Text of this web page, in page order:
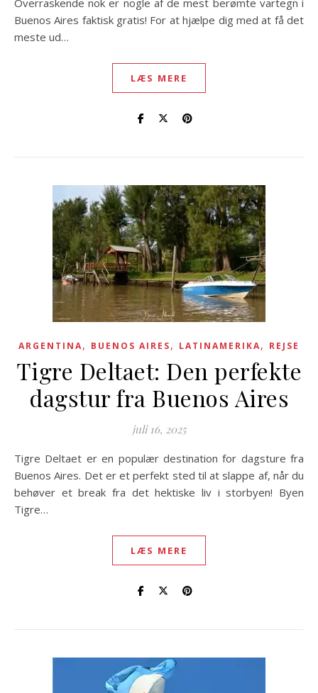
Overraskende nok er nogle af de mest berømte vartegn i
Buenos Aires faktisk gratis! For at hjælpe dig med at få det
meste ud…
LÆS MERE
ARGENTINA, BUENOS AIRES, LATINAMERIKA, REJSE
Tigre Deltaet: Den perfekte
dagstur fra Buenos Aires
juli 16, 2025
Tigre Deltaet er en populær destination for dagsture fra
Buenos Aires. Det er et perfekt sted til at slappe af, når du
behøver et break fra det hektiske liv i storbyen! Byen
Tigre…
LÆS MERE